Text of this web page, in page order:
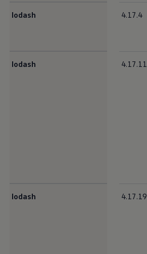
lodash 4.17.4
lodash 4.17.11
lodash 4.17.19